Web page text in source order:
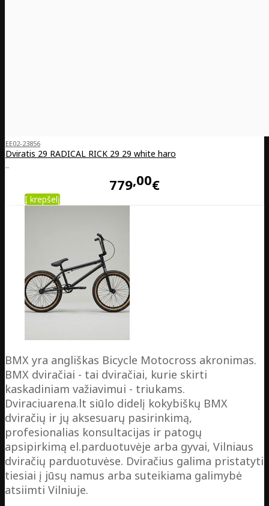
EE02-23856
Dviratis 29 RADICAL RICK 29 29 white haro
..
779 00€
Į krepšelį
BMX yra angliškas Bicycle Motocross akronimas.
BMX dviračiai - tai dviračiai, kurie skirti
kaskadiniam važiavimui - triukams.
Dviraciuarena.lt siūlo didelį kokybiškų BMX
dviračių ir jų aksesuarų pasirinkimą,
profesionalias konsultacijas ir patogų
apsipirkimą el.parduotuvėje arba gyvai, Vilniaus
dviračių parduotuvėse. Dviračius galima pristatyti
tiesiai į jūsų namus arba suteikiama galimybė
atsiimti Vilniuje.